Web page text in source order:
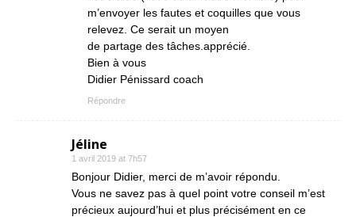
m’envoyer les fautes et coquilles que vous
relevez. Ce serait un moyen
de partage des tâches.apprécié.
Bien à vous
Didier Pénissard coach
Répondre
Jéline
1 avril 2019 at 7h57
Bonjour Didier, merci de m’avoir répondu.
Vous ne savez pas à quel point votre conseil m’est
précieux aujourd’hui et plus précisément en ce